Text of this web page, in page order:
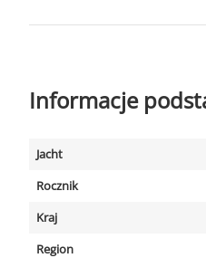
Informacje
Jacht
Rocznik
Kraj
Region